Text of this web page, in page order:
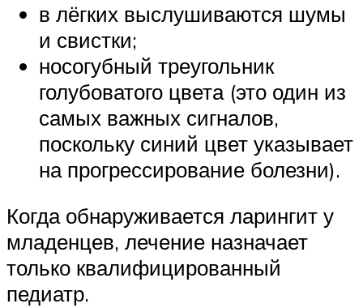
в лёгких выслушиваются шумы
и свистки;
носогубный треугольник
голубоватого цвета (это один из
самых важных сигналов,
поскольку синий цвет указывает
на прогрессирование болезни).
Когда обнаруживается ларингит у
младенцев, лечение назначает
только квалифицированный
педиатр.